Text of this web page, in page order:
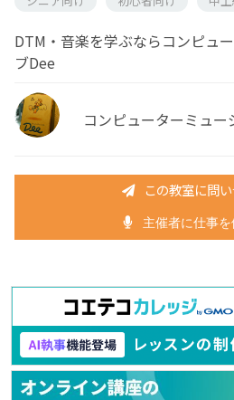
DTM・音楽を学ぶならコンピュ
ブDee
コンピューターミュー
この教室に問
主催者に仕事を